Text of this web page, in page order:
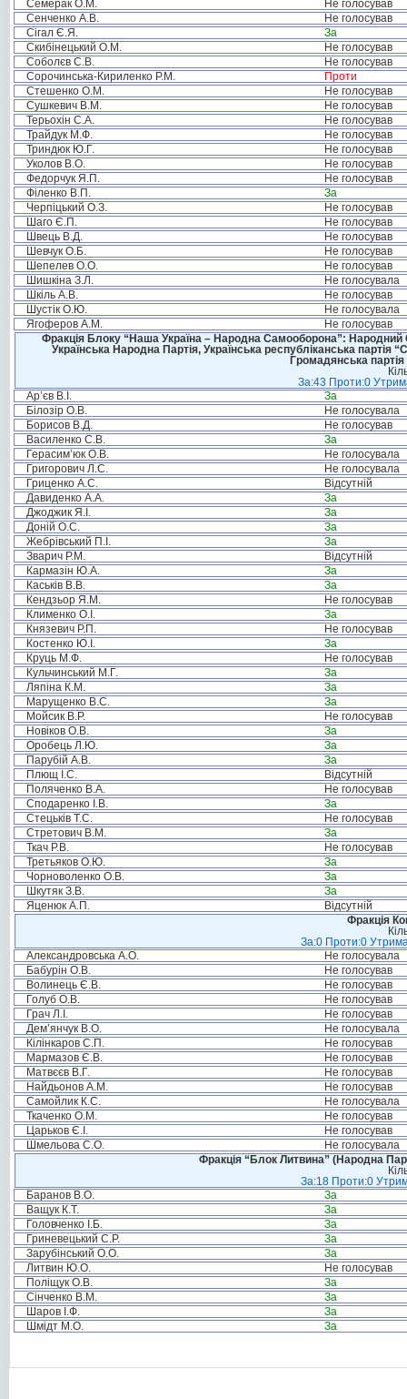
Семерак О.М.
Не голосував
Сенченко А.В.
Не голосував
Сігал Є.Я.
За
Скибінецький О.М.
Не голосував
Соболєв С.В.
Не голосував
Сорочинська-Кириленко Р.М.
Проти
Стешенко О.М.
Не голосував
Сушкевич В.М.
Не голосував
Терьохін С.А.
Не голосував
Трайдук М.Ф.
Не голосував
Триндюк Ю.Г.
Не голосував
Уколов В.О.
Не голосував
Федорчук Я.П.
Не голосував
Філенко В.П.
За
Черпіцький О.З.
Не голосував
Шаго Є.П.
Не голосував
Швець В.Д.
Не голосував
Шевчук О.Б.
Не голосував
Шепелев О.О.
Не голосував
Шишкіна З.Л.
Не голосувала
Шкіль А.В.
Не голосував
Шустік О.Ю.
Не голосувала
Ягоферов А.М.
Не голосував
Фракція Блоку “Наша Україна – Народна Самооборона”: Народний
Українська Народна Партія, Українська республіканська
Громадянська
За:43 Проти:0
Ар’єв В.І.
За
Білозір О.В.
Не голосувала
Борисов В.Д.
Не голосував
Василенко С.В.
За
Герасим’юк О.В.
Не голосувала
Григорович Л.С.
Не голосувала
Гриценко А.С.
Відсутній
Давиденко А.А.
За
Джоджик Я.І.
За
Доній О.С.
За
Жебрівський П.І.
За
Зварич Р.М.
Відсутній
Кармазін Ю.А.
За
Каськів В.В.
За
Кендзьор Я.М.
Не голосував
Клименко О.І.
За
Князевич Р.П.
Не голосував
Костенко Ю.І.
За
Круць М.Ф.
Не голосував
Кульчинський М.Г.
За
Ляпіна К.М.
За
Марущенко В.С.
За
Мойсик В.Р.
Не голосував
Новіков О.В.
За
Оробець Л.Ю.
За
Парубій А.В.
За
Плющ І.С.
Відсутній
Поляченко В.А.
Не голосував
Сподаренко І.В.
За
Стецьків Т.С.
Не голосував
Стретович В.М.
За
Ткач Р.В.
Не голосував
Третьяков О.Ю.
За
Чорноволенко О.В.
За
Шкутяк З.В.
За
Яценюк А.П.
Відсутній
Фракція
За:0 Проти:0
Александровська А.О.
Не голосувала
Бабурін О.В.
Не голосував
Волинець Є.В.
Не голосував
Голуб О.В.
Не голосував
Грач Л.І.
Не голосував
Дем’янчук В.О.
Не голосувала
Кілінкаров С.П.
Не голосував
Мармазов Є.В.
Не голосував
Матвєєв В.Г.
Не голосував
Найдьонов А.М.
Не голосував
Самойлик К.С.
Не голосувала
Ткаченко О.М.
Не голосував
Царьков Є.І.
Не голосував
Шмельова С.О.
Не голосувала
Фракція “Блок Литвина” (Народна
За:18 Проти:0
Баранов В.О.
За
Ващук К.Т.
За
Головченко І.Б.
За
Гриневецький С.Р.
За
Зарубінський О.О.
За
Литвин Ю.О.
Не голосував
Поліщук О.В.
За
Сінченко В.М.
За
Шаров І.Ф.
За
Шмідт М.О.
За